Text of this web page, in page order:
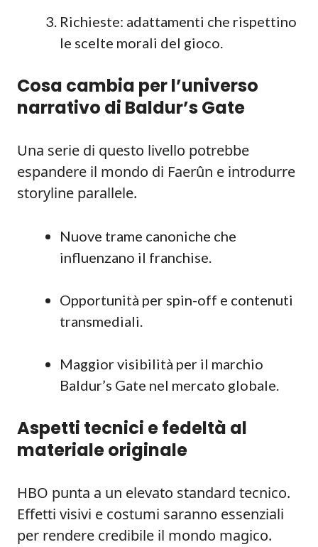
Richieste: adattamenti che rispettino
le scelte morali del gioco.
Cosa cambia per l’universo
narrativo di Baldur’s Gate
Una serie di questo livello potrebbe
espandere il mondo di Faerûn e introdurre
storyline parallele.
Nuove trame canoniche che
influenzano il franchise.
Opportunità per spin-off e contenuti
transmediali.
Maggior visibilità per il marchio
Baldur’s Gate nel mercato globale.
Aspetti tecnici e fedeltà al
materiale originale
HBO punta a un elevato standard tecnico.
Effetti visivi e costumi saranno essenziali
per rendere credibile il mondo magico.